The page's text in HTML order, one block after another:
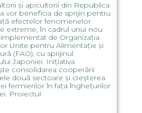
și apicultorii din Republica
vor beneficia de sprijin pentru
efectelor fenomenelor
extreme, în cadrul unui nou
de Organizația
Unite pentru Alimentație și
(FAO), cu sprijinul
Japoniei. Inițiativa
consolidarea cooperării
două sectoare și creșterea
fermierilor în fața înghețurilor
Proiectul